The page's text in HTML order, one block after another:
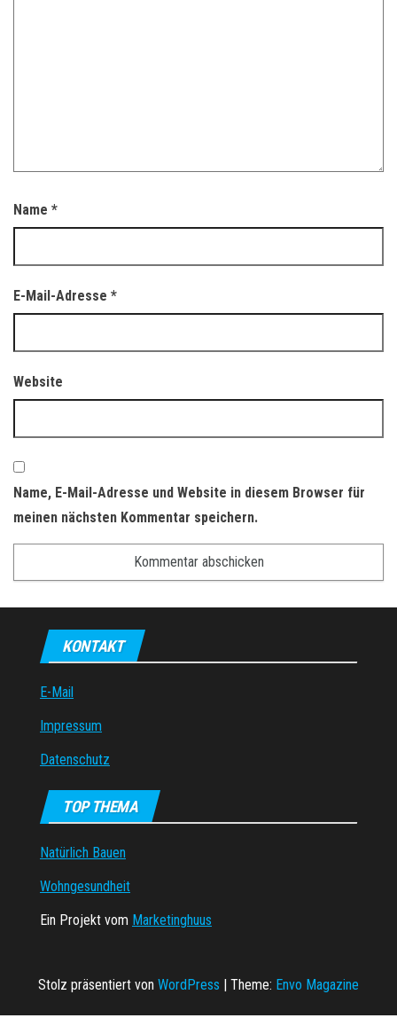
Name *
E-Mail-Adresse *
Website
Name, E-Mail-Adresse und Website in diesem Browser für
meinen nächsten Kommentar speichern.
KONTAKT
E-Mail
Impressum
Datenschutz
TOP THEMA
Natürlich Bauen
Wohngesundheit
Ein Projekt vom Marketinghuus
Stolz präsentiert von WordPress | Theme: Envo Magazine